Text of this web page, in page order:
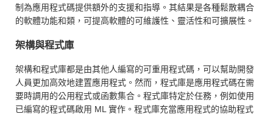
制為應用程式碼提供額外的支援和指導。其結果是各種鬆散耦合
的軟體功能和類，可提高軟體的可維護性、靈活性和可擴展性。
架構與程式庫
架構和程式庫都是由其他人編寫的可重用程式碼，可以幫助開發
人員更加高效地建置應用程式。然而，程式庫是應用程式碼在需
要時調用的公用程式或函數集合。程式庫特定於任務，例如使用
已編寫的程式碼啟用 ML 實作。程式庫充當應用程式的協助程式